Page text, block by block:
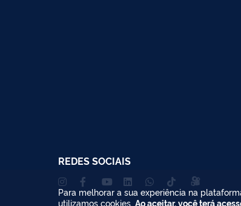
REDES SOCIAIS
Para melhorar a sua experiência na
utilizamos cookies. Ao aceitar, você terá